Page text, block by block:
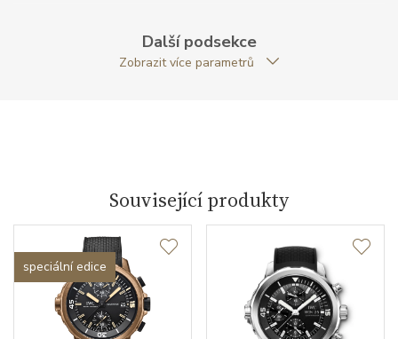
Antireflexní sklíčko ANO
Typ strojku 79320 IWC Schaffhausen
Rezerva chodu strojku
Další podsekce
Zobrazit více parametrů
Související produkty
speciální edice